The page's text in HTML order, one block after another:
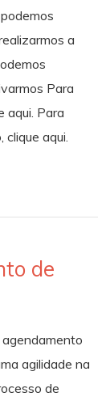
a
Para
aqui. Para
aqui.
de
agilidade na
de